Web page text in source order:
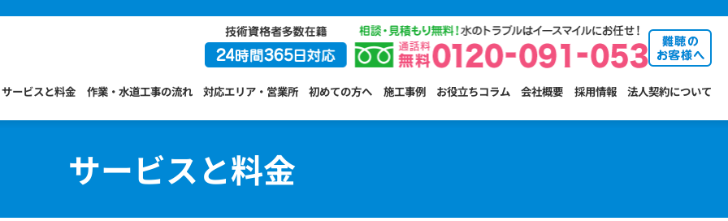
サービスと料金 作業・水道工事の流れ 対応エリア・営業所 初めての方へ 施工事例 お役立ちコラム 会社概要 採用情報 法人契約について
サービスと料金